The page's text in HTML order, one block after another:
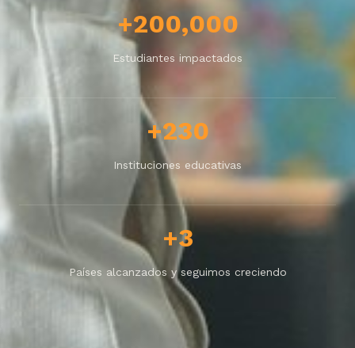
+200,000
Estudiantes impactados
+230
Instituciones educativas
+3
Países alcanzados y seguimos creciendo